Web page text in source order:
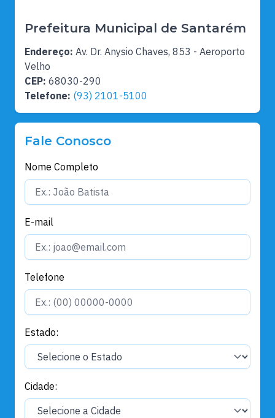
Prefeitura Municipal de Santarém
Endereço: Av. Dr. Anysio Chaves, 853 - Aeroporto
Velho
CEP: 68030-290
Telefone: (93) 2101-5100
Fale Conosco
Nome Completo
E-mail
Telefone
Estado:
Cidade: